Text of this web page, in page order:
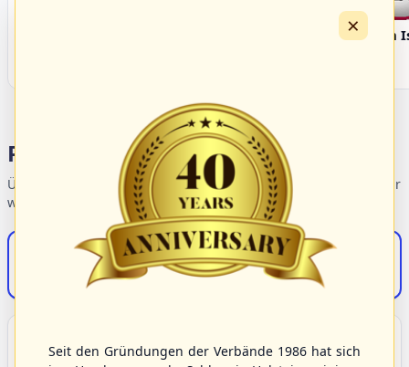
Fehmarn
Portalbereiche
Übersicht der Verbandsbereiche – wählen Sie einen Einstieg für
weiterführende Informationen.
S/HBV-Shop
Der Onlineshop des S/HBV
Grundlagen und Hintergründe zu Baseball, Softball
×
Seit den Gründungen der Verbände 1986 hat sich